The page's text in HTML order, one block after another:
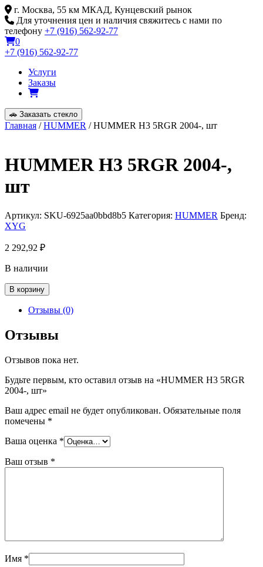
Skip
to
content
г. Москва, 55 км МКАД, Кунцевский рынок
Для уточнения цен и наличия свяжитесь с нами по
телефону +7 (916) 562-92-77
0
+7 (916) 562-92-77
Услуги
Заказы
🚗 Заказать стекло
Главная /HUMMER / HUMMER H3 5RGR 2004-, шт
HUMMER H3 5RGR 2004-,
шт
Артикул: SKU-6925aa0bbd8b5 Категория: HUMMER Бренд:
XYG
2 292,92 ₽
В наличии
Количество
товара
HUMMER
5RGR
2004-,
В корзину
Отзывы (0)
Отзывы
Отзывов пока нет.
Будьте первым, кто оставил отзыв на «HUMMER H3 5RGR
2004-, шт»
Ваш адрес email не будет опубликован. Обязательные поля
помечены *
Ваша оценка *
Ваш отзыв *
Имя *